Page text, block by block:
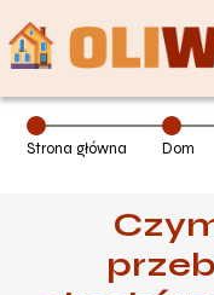
Strona główna Dom